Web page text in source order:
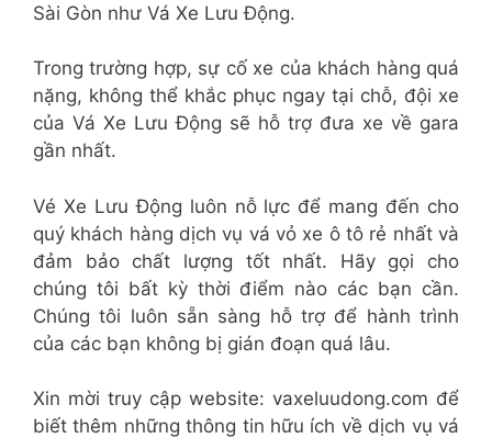
Sài Gòn như Vá Xe Lưu Động.
Trong trường hợp, sự cố xe của khách hàng quá
nặng, không thể khắc phục ngay tại chỗ, đội xe
của Vá Xe Lưu Động sẽ hỗ trợ đưa xe về gara
gần nhất.
Vé Xe Lưu Động luôn nỗ lực để mang đến cho
quý khách hàng dịch vụ vá vỏ xe ô tô rẻ nhất và
đảm bảo chất lượng tốt nhất. Hãy gọi cho
chúng tôi bất kỳ thời điểm nào các bạn cần.
Chúng tôi luôn sẵn sàng hỗ trợ để hành trình
của các bạn không bị gián đoạn quá lâu.
Xin mời truy cập website: vaxeluudong.com để
biết thêm những thông tin hữu ích về dịch vụ vá